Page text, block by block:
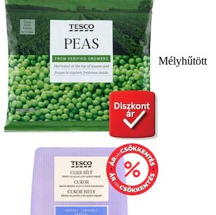
Mélyhűtött